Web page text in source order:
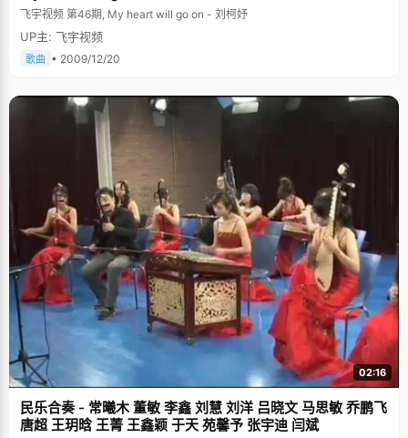
飞宇视频 第46期, My heart will go on - 刘柯妤
UP主: 飞宇视频
歌曲 • 2009/12/20
02:16
民乐合奏 - 常曦木 董敏 李鑫 刘慧 刘洋 吕晓文 马思敏 乔鹏飞
唐超 王玥晗 王菁 王鑫颖 于天 苑馨予 张宇迪 闫斌